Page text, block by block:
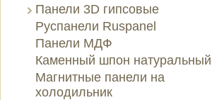
Панели 3D гипсовые
Руспанели Ruspanel
Панели МДФ
Каменный шпон натуральный
Магнитные панели на
холодильник